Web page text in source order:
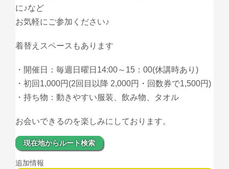
に♪など
お気軽にご参加ください♪
着替えスペースもあります
・開催日：毎週日曜日14:00～15：00(休講時あり)
・初回1,000円(2回目以降 2,000円・回数券で1,500円)
・持ち物：動きやすい服装、飲み物、タオル
お会いできるのを楽しみにしております。
現在地からルート検索
追加情報